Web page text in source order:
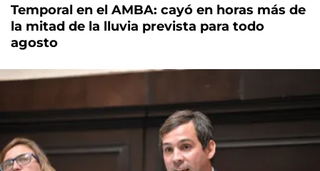
Temporal en el AMBA: cayó en horas más de
la mitad de la lluvia prevista para todo
agosto